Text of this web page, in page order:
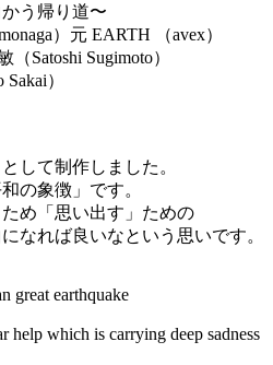
う帰り道〜
）元 EARTH （avex）
Satoshi Sugimoto）
）
して制作しました。
の象徴」です。
め「思い出す」ための
なれば良いなという思いです。
great earthquake
help which is carrying deep sadness